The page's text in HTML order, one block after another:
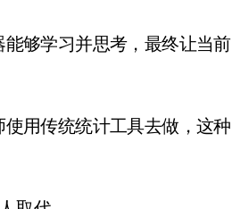
够学习并思考，最终让当前
用传统统计工具去做，这种